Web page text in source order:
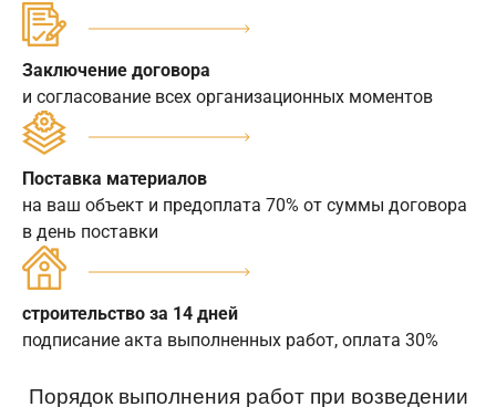
Заключение договора
и согласование всех организационных моментов
Поставка материалов
на ваш объект и предоплата 70% от суммы договора
в день поставки
строительство за 14 дней
подписание акта выполненных работ, оплата 30%
Порядок выполнения работ при возведении